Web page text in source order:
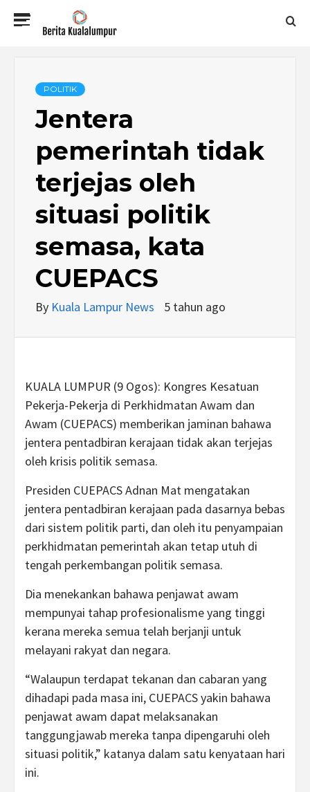
BERITA
KUALALUMPUR
POLITIK
Jentera
pemerintah tidak
terjejas oleh
situasi politik
semasa, kata
CUEPACS
By Kuala Lampur News 5 tahun ago
KUALA LUMPUR (9 Ogos): Kongres Kesatuan
Pekerja-Pekerja di Perkhidmatan Awam dan
Awam (CUEPACS) memberikan jaminan bahawa
jentera pentadbiran kerajaan tidak akan terjejas
oleh krisis politik semasa.
Presiden CUEPACS Adnan Mat mengatakan
jentera pentadbiran kerajaan pada dasarnya bebas
dari sistem politik parti, dan oleh itu penyampaian
perkhidmatan pemerintah akan tetap utuh di
tengah perkembangan politik semasa.
Dia menekankan bahawa penjawat awam
mempunyai tahap profesionalisme yang tinggi
kerana mereka semua telah berjanji untuk
melayani rakyat dan negara.
“Walaupun terdapat tekanan dan cabaran yang
dihadapi pada masa ini, CUEPACS yakin bahawa
penjawat awam dapat melaksanakan
tanggungjawab mereka tanpa dipengaruhi oleh
situasi politik,” katanya dalam satu kenyataan hari
ini.